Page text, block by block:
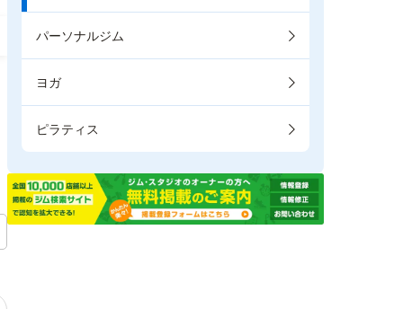
パーソナルジム
ヨガ
ピラティス